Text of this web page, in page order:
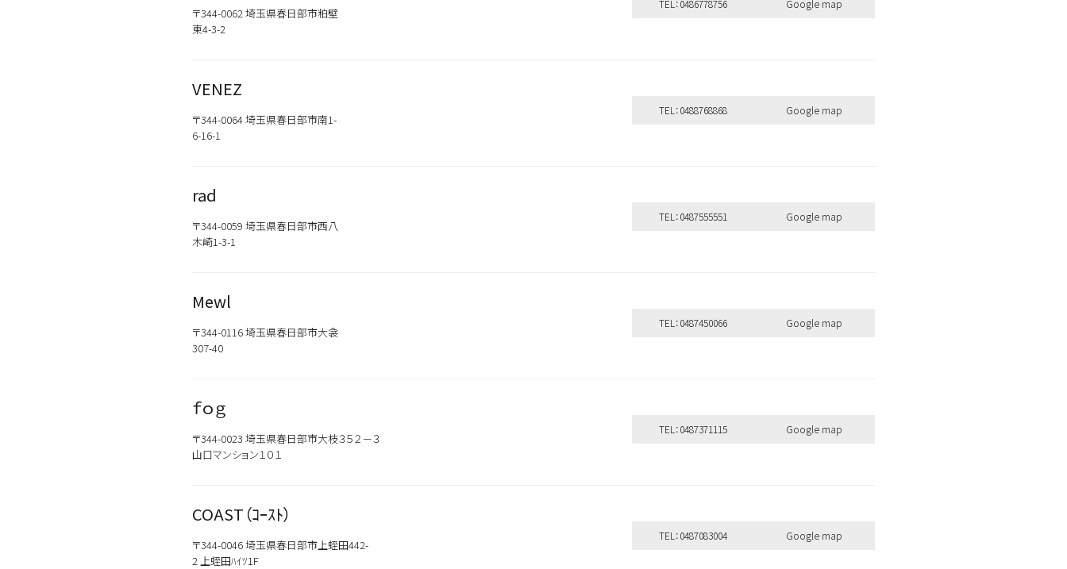
〒344-0062 埼玉県春日部市粕壁
東4-3-2
TEL：0486778756 Google map
VENEZ
〒344-0064 埼玉県春日部市南1-
6-16-1
TEL：0488768868 Google map
rad
〒344-0059 埼玉県春日部市西八
木崎1-3-1
TEL：0487555551 Google map
Mewl
〒344-0116 埼玉県春日部市大衾
307-40
TEL：0487450066 Google map
ｆｏｇ
〒344-0023 埼玉県春日部市大枝３５２－３
山口マンション１０１
TEL：0487371115 Google map
COAST（ｺｰｽﾄ）
〒344-0046 埼玉県春日部市上蛭田442-
2 上蛭田ﾊｲﾂ1F
TEL：0487083004 Google map